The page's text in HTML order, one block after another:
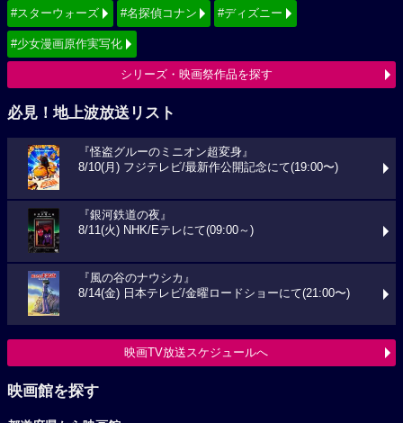
#スターウォーズ #名探偵コナン #ディズニー
#少女漫画原作実写化
シリーズ・映画祭作品を探す
必見！地上波放送リスト
『怪盗グルーのミニオン超変身』
8/10(月) フジテレビ/最新作公開記念にて(19:00〜)
『銀河鉄道の夜』
8/11(火) NHK/Eテレにて(09:00～)
『風の谷のナウシカ』
8/14(金) 日本テレビ/金曜ロードショーにて(21:00〜)
映画TV放送スケジュールへ
映画館を探す